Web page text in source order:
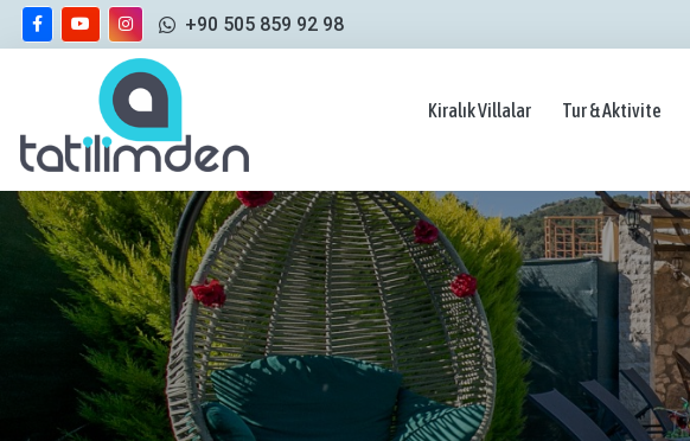
+90 505 859 92 98
Kiralık Villalar Tur & Aktivite